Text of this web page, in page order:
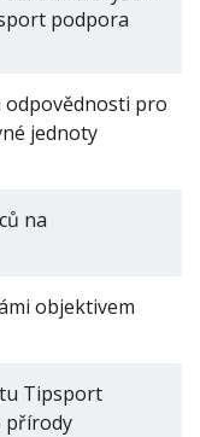
podpora
odpovědnosti pro
jednoty
na
objektivem
Tipsport
přírody